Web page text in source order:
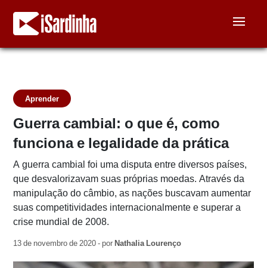
Aprender
Guerra cambial: o que é, como
funciona e legalidade da prática
A guerra cambial foi uma disputa entre diversos países,
que desvalorizavam suas próprias moedas. Através da
manipulação do câmbio, as nações buscavam aumentar
suas competitividades internacionalmente e superar a
crise mundial de 2008.
13 de novembro de 2020 - por Nathalia Lourenço